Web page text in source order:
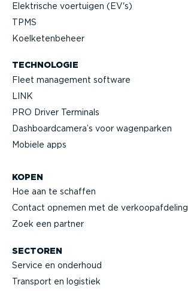
Elektrische voertuigen (EV's)
TPMS
Koelke­ten­beheer
TECHNOLOGIE
Fleet management software
LINK
PRO Driver Terminals
Dashboard­camera’s voor wagenparken
Mobiele apps
KOPEN
Hoe aan te schaffen
Contact opnemen met de verkoop­af­deling
Zoek een partner
SECTOREN
Service en onderhoud
Transport en logistiek